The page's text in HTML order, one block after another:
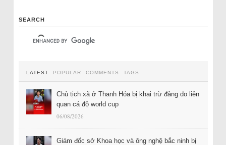
SEARCH
LATEST POPULAR COMMENTS TAGS
Chủ tịch xã ở Thanh Hóa bị khai trừ đảng do liên
quan cá độ world cup
06/08/2026
Giám đốc sở Khoa học và ông nghệ bắc ninh bị